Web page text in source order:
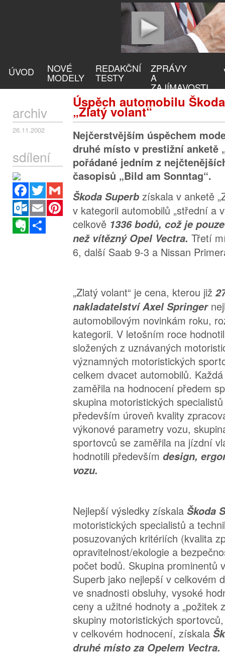
ÚVOD NOVÉ
MODELY
REDAKČNÍ
TESTY
ZPRÁVY
A
ZAJÍMAVOSTI
Úspěch automobilu
„Zlatý volant“
archiv
26.11.2002
sdílení
Facebook
Twitter
Outlook.com
Email
Pinterest
Evernote
Nejčerstvějším úspěchem
druhé místo v prestižní anketě
pořádané jedním z
časopisů „Bild am Sonntag“.
Škoda Superb získala v anketě
v kategorii automobilů „střední a
celkově 1336 bodů, což je
než vítězný Opel Vectra. Třetí
6, další Saab 9-3 a Nissan
„Zlatý volant“ je cena, kterou již
nakladatelství Axel Springer
automobilovým novinkám roku,
kategorii. V letošním roce
složených z uznávaných
významných motoristických
celkem dvacet automobilů.
zaměřila na hodnocení předem
skupina motoristických
především úroveň kvality
výkonové parametry vozu,
sportovců se zaměřila na jízdní
hodnotili především design,
vozu.
Nejlepší výsledky získala Škoda
motoristických specialistů a
posuzovaných kritériích (kvalita
opravitelnost/ekologie a
počet bodů. Skupina prominentů
Superb jako nejlepší v celkovém
ve snadnosti obsluhy, vysoké
ceny a užitné hodnoty a „požitek
skupiny motoristických
v celkovém hodnocení, získala
druhé místo za Opelem Vectra.